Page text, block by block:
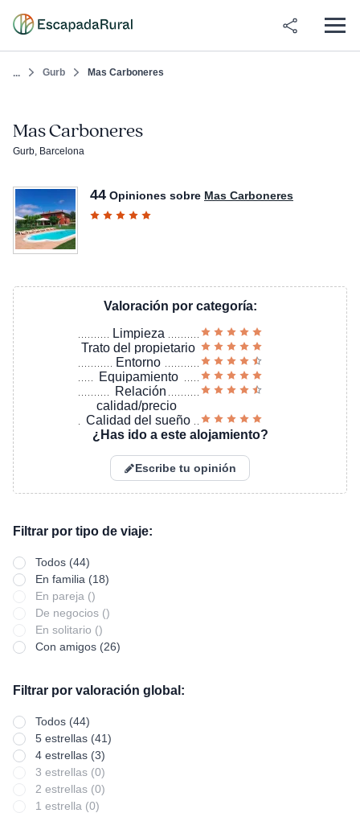
... Gurb Mas Carboneres
Mas Carboneres
Gurb, Barcelona
44 Opiniones sobre Mas Carboneres
Valoración por categoría:
Limpieza
Trato del propietario
Entorno
Equipamiento
Relación
calidad/precio
Calidad del sueño
¿Has ido a este alojamiento?
Escribe tu opinión
Filtrar por tipo de viaje:
Todos (44)
En familia (18)
En pareja ()
De negocios ()
En solitario ()
Con amigos (26)
Filtrar por valoración global:
Todos (44)
5 estrellas (41)
4 estrellas (3)
3 estrellas (0)
2 estrellas (0)
1 estrella (0)